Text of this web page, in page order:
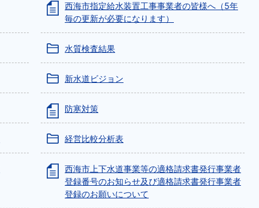
西海市指定給水装置工事事業者の皆様へ（5年
毎の更新が必要になります）
水質検査結果
新水道ビジョン
防寒対策
経営比較分析表
西海市上下水道事業等の適格請求書発行事業者
登録番号のお知らせ及び適格請求書発行事業者
登録のお願いについて